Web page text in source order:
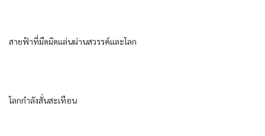
สายฟ้าที่มืดมิดแล่นผ่านสวรรค์และโลก
โลกกำลังสั่นสะเทือน